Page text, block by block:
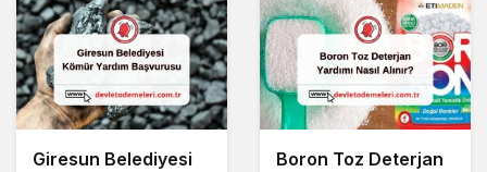
Giresun Belediyesi
Boron Toz Deterjan